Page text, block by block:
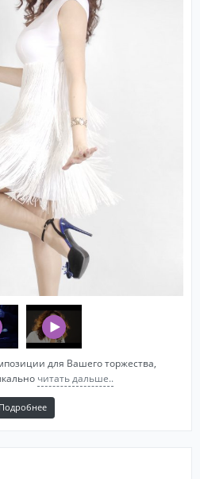
для Вашего торжества,
читать дальше..
Подробнее